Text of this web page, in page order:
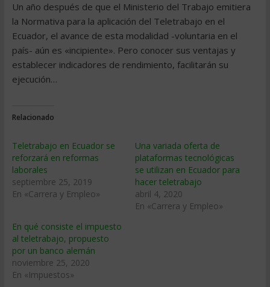
Un año después de que el Ministerio del Trabajo emitiera
la Normativa para la aplicación del Teletrabajo en el
Ecuador, el avance de esta modalidad -voluntaria en el
país- aún es «incipiente». Pero conocer sus ventajas y
establecer indicadores de rendimiento, facilitarán su
ejecución…
Relacionado
Teletrabajo en Ecuador se
reforzará en reformas
laborales
septiembre 25, 2019
En «Carrera y Empleo»
Una variada oferta de
plataformas tecnológicas
se utilizan en Ecuador para
hacer teletrabajo
abril 4, 2020
En «Carrera y Empleo»
En qué consiste el impuesto
al teletrabajo, propuesto
por un banco alemán
noviembre 25, 2020
En «Impuestos»